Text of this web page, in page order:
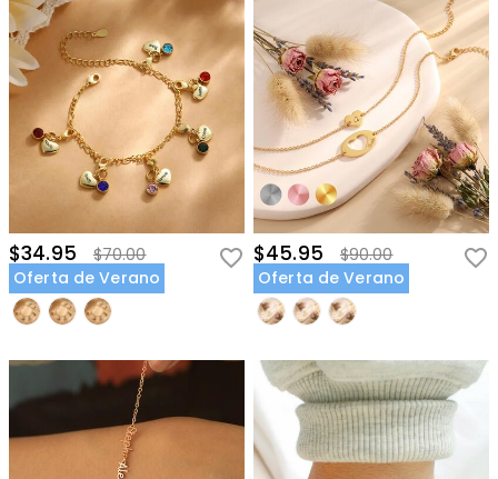
$34.95
$70.00
Oferta de Verano
$45.95
$90.00
Oferta de Verano